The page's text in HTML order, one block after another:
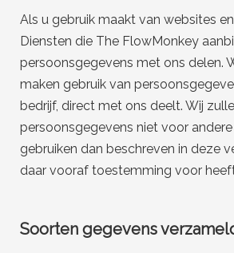
Als u gebruik maakt van websites
Diensten die The FlowMonkey
persoonsgegevens met ons delen.
maken gebruik van
bedrijf, direct met ons deelt. Wij
persoonsgegevens niet voor
gebruiken dan beschreven in deze
daar vooraf toestemming voor
Soorten gegevens